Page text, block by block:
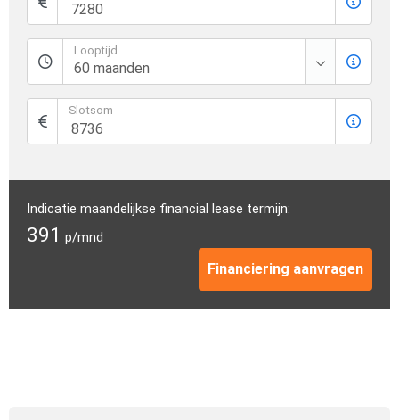
Looptijd
Slotsom
Indicatie maandelijkse financial lease termijn:
391 p/mnd
Financiering aanvragen